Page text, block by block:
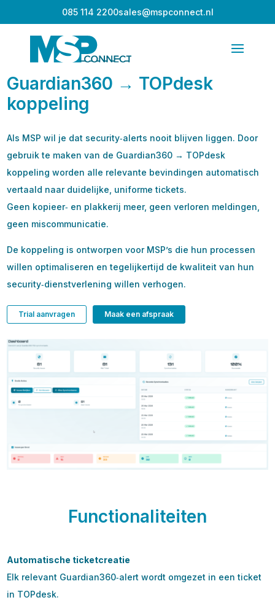
085 114 2200sales@mspconnect.nl
Guardian360 → TOPdesk
koppeling
Als MSP wil je dat security‑alerts nooit blijven liggen. Door
gebruik te maken van de Guardian360 → TOPdesk
koppeling worden alle relevante bevindingen automatisch
vertaald naar duidelijke, uniforme tickets.
Geen kopieer‑ en plakkerij meer, geen verloren meldingen,
geen miscommunicatie.
De koppeling is ontworpen voor MSP’s die hun processen
willen optimaliseren en tegelijkertijd de kwaliteit van hun
security‑dienstverlening willen verhogen.
Trial aanvragen Maak een afspraak
Functionaliteiten
Automatische ticketcreatie
Elk relevant Guardian360‑alert wordt omgezet in een ticket
in TOPdesk.